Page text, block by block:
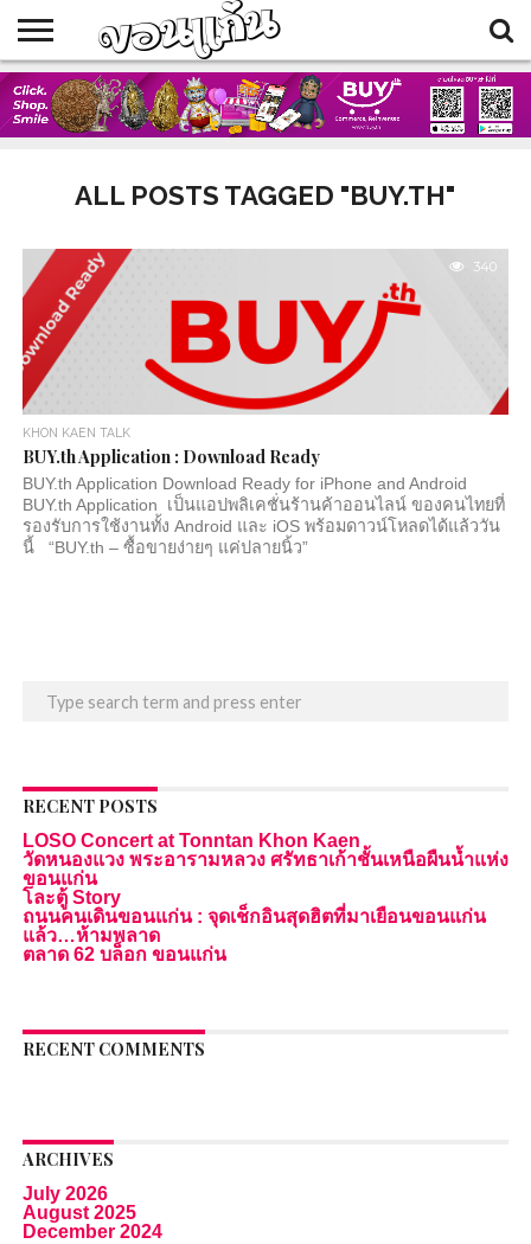
HOME
BLOG
EVENTS
FOOD
SHOP
TRAVELLERS
ALL POSTS TAGGED "BUY.TH"
340
KHON KAEN TALK
BUY.th Application : Download Ready
BUY.th Application Download Ready for iPhone and Android
BUY.th Application เป็นแอปพลิเคชั่นร้านค้าออนไลน์ ของคนไทยที่
รองรับการใช้งานทั้ง Android และ iOS พร้อมดาวน์โหลดได้แล้ววัน
นี้ “BUY.th – ซื้อขายง่ายๆ แค่ปลายนิ้ว”
RECENT POSTS
LOSO Concert at Tonntan Khon Kaen
วัดหนองแวง พระอารามหลวง ศรัทธาเก้าชั้นเหนือผืนน้ำแห่ง
ขอนแก่น
โละตู้ Story
ถนนคนเดินขอนแก่น : จุดเช็กอินสุดฮิตที่มาเยือนขอนแก่น
แล้ว…ห้ามพลาด
ตลาด 62 บล็อก ขอนแก่น
RECENT COMMENTS
ARCHIVES
July 2026
August 2025
December 2024